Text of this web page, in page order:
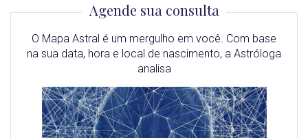
Agende sua consulta
O Mapa Astral é um mergulho em você. Com base
na sua data, hora e local de nascimento, a Astróloga
analisa